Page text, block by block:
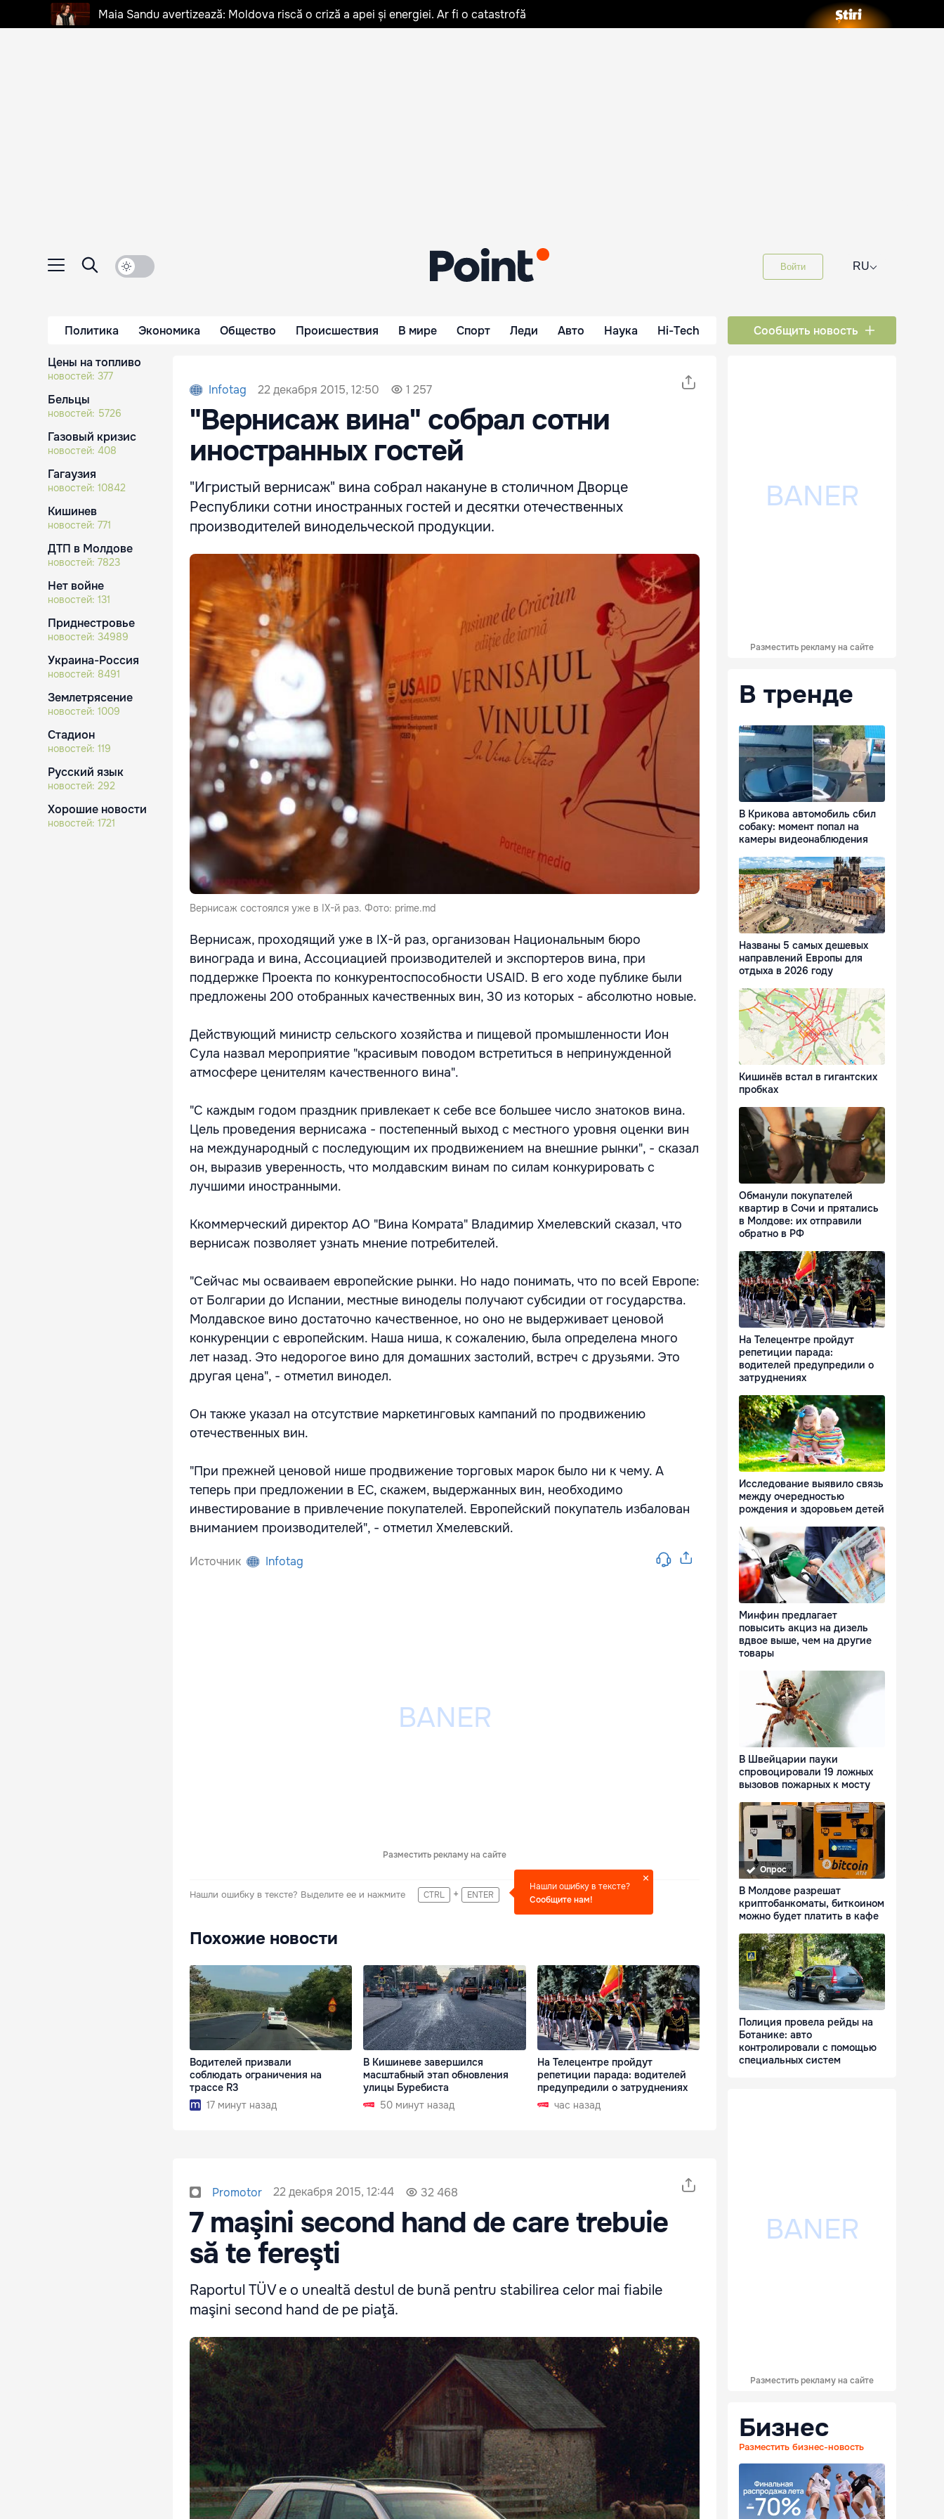
Maia Sandu avertizează: Moldova riscă o criză a apei și energiei. Ar fi o catastrofă
Войти RU⌵
Политика Экономика Общество Происшествия В мире Спорт Леди Авто Наука Hi-Tech Сообщить новость
Цены на топливо
новостей: 377
Бельцы
новостей: 5726
Газовый кризис
новостей: 408
Гагаузия
новостей: 10842
Кишинев
новостей: 771
ДТП в Молдове
новостей: 7823
Нет войне
новостей: 131
Приднестровье
новостей: 34989
Украина-Россия
новостей: 8491
Землетрясение
новостей: 1009
Стадион
новостей: 119
Русский язык
новостей: 292
Хорошие новости
новостей: 1721
Infotag 22 декабря 2015, 12:50 1 257
"Вернисаж вина" собрал сотни
иностранных гостей
"Игристый вернисаж" вина собрал накануне в столичном Дворце
Республики сотни иностранных гостей и десятки отечественных
производителей винодельческой продукции.
Вернисаж состоялся уже в IX-й раз. Фото: prime.md
Вернисаж, проходящий уже в IX-й раз, организован Национальным бюро
винограда и вина, Ассоциацией производителей и экспортеров вина, при
поддержке Проекта по конкурентоспособности USAID. В его ходе публике были
предложены 200 отобранных качественных вин, 30 из которых - абсолютно новые.
Действующий министр сельского хозяйства и пищевой промышленности Ион
Сула назвал мероприятие "красивым поводом встретиться в непринужденной
атмосфере ценителям качественного вина".
"С каждым годом праздник привлекает к себе все большее число знатоков вина.
Цель проведения вернисажа - постепенный выход с местного уровня оценки вин
на международный с последующим их продвижением на внешние рынки", - сказал
он, выразив уверенность, что молдавским винам по силам конкурировать с
лучшими иностранными.
Ккоммерческий директор АО "Вина Комрата" Владимир Хмелевский сказал, что
вернисаж позволяет узнать мнение потребителей.
"Сейчас мы осваиваем европейские рынки. Но надо понимать, что по всей Европе:
от Болгарии до Испании, местные виноделы получают субсидии от государства.
Молдавское вино достаточно качественное, но оно не выдерживает ценовой
конкуренции с европейским. Наша ниша, к сожалению, была определена много
лет назад. Это недорогое вино для домашних застолий, встреч с друзьями. Это
другая цена", - отметил винодел.
Он также указал на отсутствие маркетинговых кампаний по продвижению
отечественных вин.
"При прежней ценовой нише продвижение торговых марок было ни к чему. А
теперь при предложении в ЕС, скажем, выдержанных вин, необходимо
инвестирование в привлечение покупателей. Европейский покупатель избалован
вниманием производителей", - отметил Хмелевский.
Источник Infotag
Разместить рекламу на сайте
Нашли ошибку в тексте? Выделите ее и нажмите CTRL + ENTER
Нашли ошибку в тексте?
Сообщите нам!
Похожие новости
Водителей призвали
соблюдать ограничения на
трассе R3
17 минут назад
В Кишиневе завершился
масштабный этап обновления
улицы Буребиста
50 минут назад
На Телецентре пройдут
репетиции парада: водителей
предупредили о затруднениях
час назад
Promotor 22 декабря 2015, 12:44 32 468
7 maşini second hand de care trebuie
să te fereşti
Raportul TÜV e o unealtă destul de bună pentru stabilirea celor mai fiabile
maşini second hand de pe piaţă.
Разместить рекламу на сайте
В тренде
В Крикова автомобиль сбил
собаку: момент попал на
камеры видеонаблюдения
Названы 5 самых дешевых
направлений Европы для
отдыха в 2026 году
Кишинёв встал в гигантских
пробках
Обманули покупателей
квартир в Сочи и прятались
в Молдове: их отправили
обратно в РФ
На Телецентре пройдут
репетиции парада:
водителей предупредили о
затруднениях
Исследование выявило связь
между очередностью
рождения и здоровьем детей
Минфин предлагает
повысить акциз на дизель
вдвое выше, чем на другие
товары
В Швейцарии пауки
спровоцировали 19 ложных
вызовов пожарных к мосту
Опрос
В Молдове разрешат
криптобанкоматы, биткоином
можно будет платить в кафе
Полиция провела рейды на
Ботанике: авто
контролировали с помощью
специальных систем
Разместить рекламу на сайте
Бизнес
Разместить бизнес-новость